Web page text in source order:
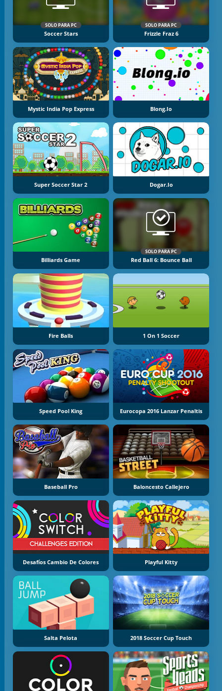
SOLO PARA PC
Soccer Stars
SOLO PARA PC
Frizzle Fraz 6
Mystic India Pop Express Blong.io
Super Soccer Star 2 Dogar.io
Billiards Game
SOLO PARA PC
Red Ball 6: Bounce Ball
Fire Balls 1 On 1 Soccer
Speed Pool King Eurocopa 2016 Lanzar Penaltis
Baseball Pro Baloncesto Callejero
Desafíos Cambio De Colores Playful Kitty
Salta Pelota 2018 Soccer Cup Touch